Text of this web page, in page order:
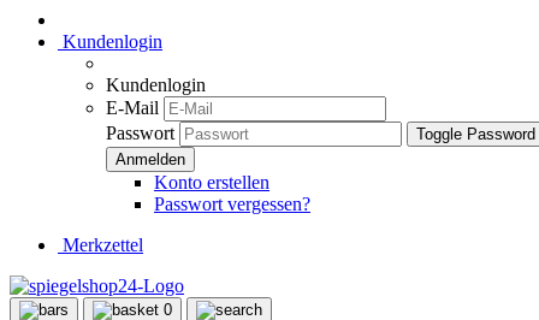
Kundenlogin
Kundenlogin
E-Mail
Passwort
Toggle
Konto erstellen
Passwort vergessen?
Merkzettel
0